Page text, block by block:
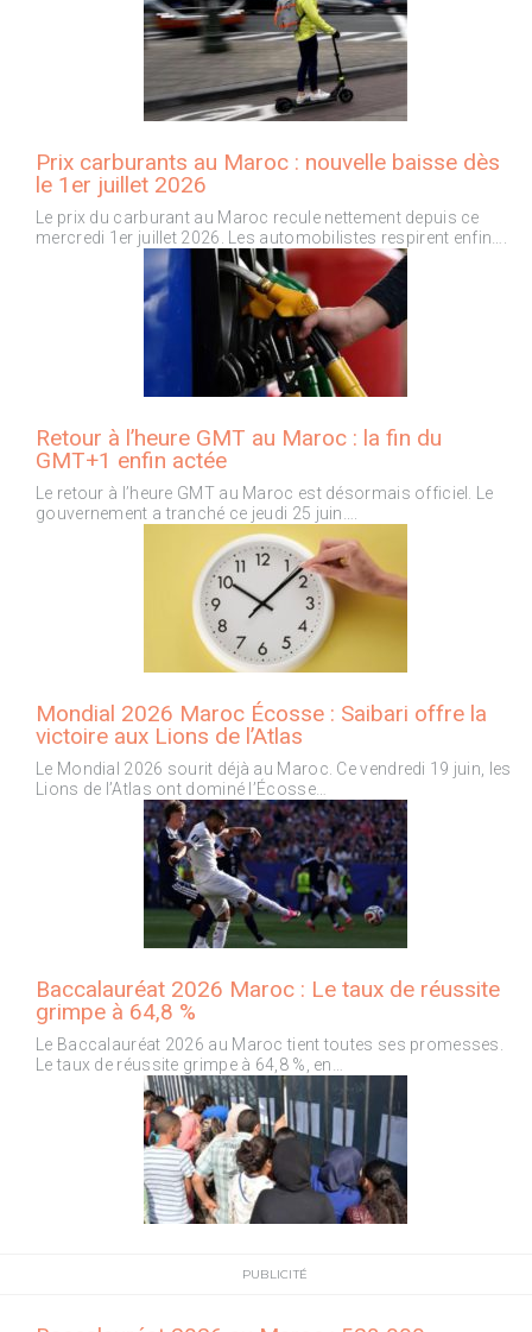
Prix carburants au Maroc : nouvelle baisse dès
le 1er juillet 2026
Le prix du carburant au Maroc recule nettement depuis ce
mercredi 1er juillet 2026. Les automobilistes respirent enfin….
Retour à l’heure GMT au Maroc : la fin du
GMT+1 enfin actée
Le retour à l’heure GMT au Maroc est désormais officiel. Le
gouvernement a tranché ce jeudi 25 juin….
Mondial 2026 Maroc Écosse : Saibari offre la
victoire aux Lions de l’Atlas
Le Mondial 2026 sourit déjà au Maroc. Ce vendredi 19 juin, les
Lions de l’Atlas ont dominé l’Écosse…
Baccalauréat 2026 Maroc : Le taux de réussite
grimpe à 64,8 %
Le Baccalauréat 2026 au Maroc tient toutes ses promesses.
Le taux de réussite grimpe à 64,8 %, en…
PUBLICITÉ